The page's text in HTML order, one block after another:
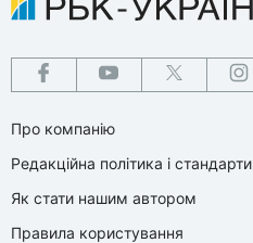
Про компанію
Редакційна політика і стандарти
Як стати нашим автором
Правила користування